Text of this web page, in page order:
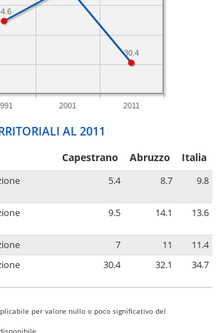
2001 2011
30.4
AL 2011
Capestrano Abruzzo Italia
5.4 8.7 9.8
9.5 14.1 13.6
7 11
11.4
30.4 32.1 34.7
per valore nullo o poco significativo del